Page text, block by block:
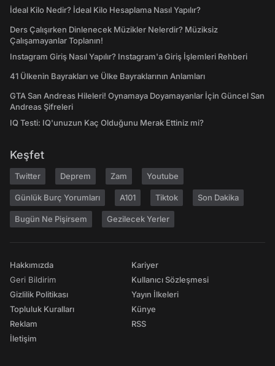
İdeal Kilo Nedir? İdeal Kilo Hesaplama Nasıl Yapılır?
Ders Çalışırken Dinlenecek Müzikler Nelerdir? Müziksiz
Çalışamayanlar Toplanın!
Instagram Giriş Nasıl Yapılır? Instagram'a Giriş İşlemleri Rehberi
41 Ülkenin Bayrakları ve Ülke Bayraklarının Anlamları
GTA San Andreas Hileleri! Oynamaya Doyamayanlar İçin Güncel San
Andreas Şifreleri
IQ Testi: IQ'unuzun Kaç Olduğunu Merak Ettiniz mi?
Keşfet
Twitter Deprem Zam Youtube
Günlük Burç Yorumları A101 Tiktok Son Dakika
Bugün Ne Pişirsem Gezilecek Yerler
Hakkımızda
Geri Bildirim
Gizlilik Politikası
Topluluk Kuralları
Reklam
İletişim
Kariyer
Kullanıcı Sözleşmesi
Yayın İlkeleri
Künye
RSS